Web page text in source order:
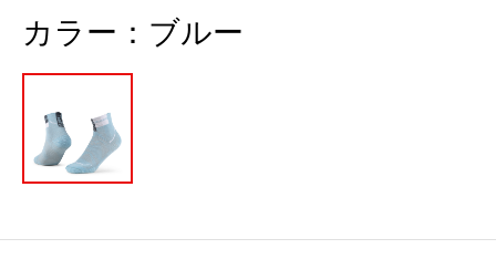
カラー： ブルー